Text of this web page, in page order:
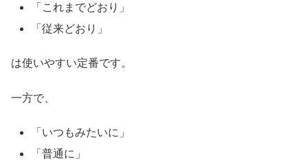
「これまでどおり」
「従来どおり」
は使いやすい定番です。
一方で、
「いつもみたいに」
「普通に」